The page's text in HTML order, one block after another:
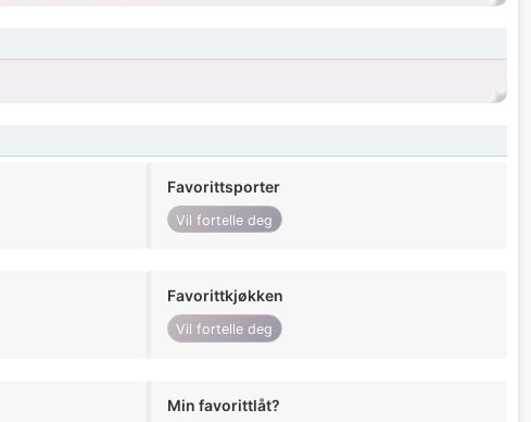
Favorittsporter
Vil fortelle deg
Favorittkjøkken
Vil fortelle deg
Min favorittlåt?